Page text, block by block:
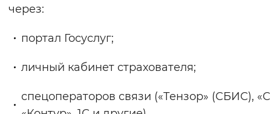
через:
портал Госуслуг;
личный кабинет страхователя;
спецоператоров связи («Тензор» (СБИС),